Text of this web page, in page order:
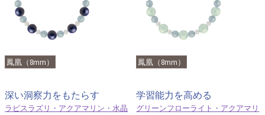
鳳凰（8mm）
深い洞察力をもたらす
ラピスラズリ・アクアマリン・水晶
鳳凰（8mm）
学習能力を高める
グリーンフローライト・アクアマリ